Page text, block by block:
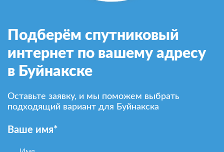
Подберём спутниковый
интернет по вашему адресу
в Буйнакске
Оставьте заявку, и мы поможем выбрать
подходящий вариант для Буйнакска
Ваше имя*